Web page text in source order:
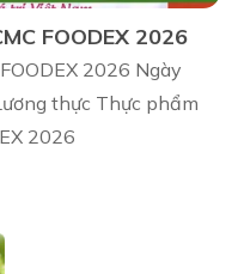
FOODEX 2026
2026 Ngày
thực Thực phẩm
2026